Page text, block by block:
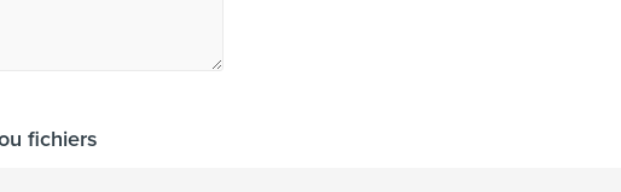
fichiers